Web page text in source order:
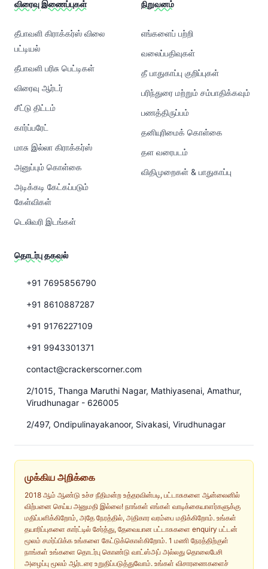
விரைவு இணைப்புகள்
தீபாவளி கிராக்கர்ஸ் விலை
பட்டியல்
தீபாவளி பரிசு பெட்டிகள்
விரைவு ஆர்டர்
சீட்டு திட்டம்
கார்ப்பரேட்
மாசு இல்லா கிராக்கர்ஸ்
அனுப்பும் கொள்கை
அடிக்கடி கேட்கப்படும்
கேள்விகள்
டெலிவரி இடங்கள்
நிறுவனம்
எங்களைப் பற்றி
வலைப்பதிவுகள்
தீ பாதுகாப்பு குறிப்புகள்
பரிந்துரை மற்றும் சம்பாதிக்கவும்
பணத்திருப்பம்
தனியுரிமைக் கொள்கை
தள வரைபடம்
விதிமுறைகள் & பாதுகாப்பு
தொடர்பு தகவல்
+91 7695856790
+91 8610887287
+91 9176227109
+91 9943301371
contact@crackerscorner.com
2/1015, Thanga Maruthi Nagar, Mathiyasenai, Amathur,
Virudhunagar - 626005
2/497, Ondipulinayakanoor, Sivakasi, Virudhunagar
முக்கிய அறிக்கை
2018 ஆம் ஆண்டு உச்ச நீதிமன்ற உத்தரவின்படி, பட்டாசுகளை ஆன்லைனில்
விற்பனை செய்ய அனுமதி இல்லை! நாங்கள் எங்கள் வாடிக்கையாளர்களுக்கு
மதிப்பளிக்கிறோம், அதே நேரத்தில், அதிகார வரம்பை மதிக்கிறோம். உங்கள்
தயாரிப்புகளை கார்ட்டில் சேர்த்து, தேவையான பட்டாசுகளை enquiry பட்டன்
மூலம் சமர்ப்பிக்க உங்களை கேட்டுக்கொள்கிறோம். 1 மணி நேரத்திற்குள்
நாங்கள் உங்களை தொடர்பு கொண்டு வாட்ஸ்அப் அல்லது தொலைபேசி
அழைப்பு மூலம் ஆர்டரை உறுதிப்படுத்துவோம். உங்கள் விசாரணைகளைச்